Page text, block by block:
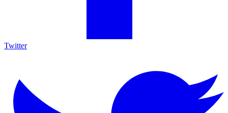
Twitter